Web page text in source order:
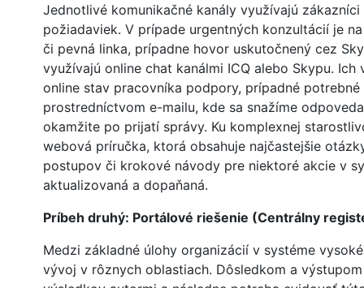
Jednotlivé komunikačné kanály využívajú
požiadaviek. V prípade urgentných konzultácií je
či pevná linka, prípadne hovor uskutočnený cez
využívajú online chat kanálmi ICQ alebo Skypu.
online stav pracovníka podpory, prípadné potrebné
prostredníctvom e-mailu, kde sa snažíme
okamžite po prijatí správy. Ku komplexnej
webová príručka, ktorá obsahuje najčastejšie
postupov či krokové návody pre niektoré akcie v
aktualizovaná a dopaňaná.
Príbeh druhý: Portálové riešenie (Centrálny
Medzi základné úlohy organizácií v systéme
vývoj v rôznych oblastiach. Dôsledkom a